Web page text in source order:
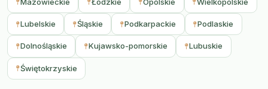
Lubelskie Śląskie Podkarpackie Podlaskie
Dolnośląskie Kujawsko-pomorskie Lubuskie
Świętokrzyskie